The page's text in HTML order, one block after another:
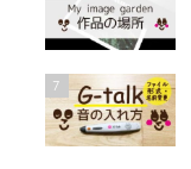
7